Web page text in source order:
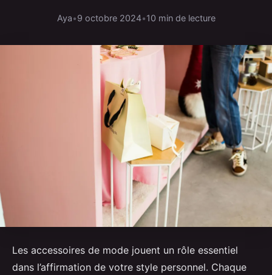
Aya•9 octobre 2024•10 min de lecture
Les accessoires de mode jouent un rôle essentiel
dans l’affirmation de votre style personnel. Chaque